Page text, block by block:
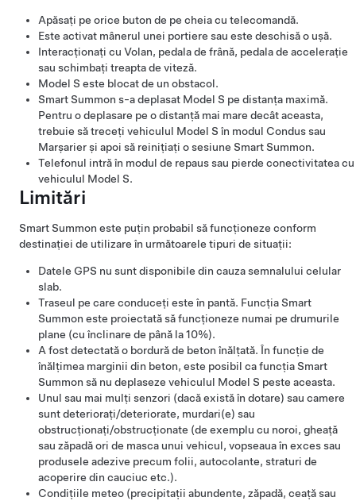
Apăsați pe orice buton de pe cheia cu telecomandă.
Este activat mânerul unei portiere sau este deschisă o ușă.
Interacționați cu Volan, pedala de frână, pedala de accelerație
sau schimbați treapta de viteză.
Model S este blocat de un obstacol.
Smart Summon s-a deplasat Model S pe distanța maximă.
Pentru o deplasare pe o distanță mai mare decât aceasta,
trebuie să treceți vehiculul Model S în modul Condus sau
Marșarier și apoi să reinițiați o sesiune Smart Summon.
Telefonul intră în modul de repaus sau pierde conectivitatea cu
vehiculul Model S.
Limitări
Smart Summon este puțin probabil să funcționeze conform
destinației de utilizare în următoarele tipuri de situații:
Datele GPS nu sunt disponibile din cauza semnalului celular
slab.
Traseul pe care conduceți este în pantă. Funcția Smart
Summon este proiectată să funcționeze numai pe drumurile
plane (cu înclinare de până la 10%).
A fost detectată o bordură de beton înălțată. În funcție de
înălțimea marginii din beton, este posibil ca funcțiaSmart
Summon să nu deplaseze vehiculul Model S peste aceasta.
Unul sau mai mulți senzori (dacă există în dotare) sau camere
sunt deteriorați/deteriorate, murdari(e) sau
obstrucționați/obstrucționate (de exemplu cu noroi, gheață
sau zăpadă ori de masca unui vehicul, vopseaua în exces sau
produsele adezive precum folii, autocolante, straturi de
acoperire din cauciuc etc.).
Condițiile meteo (precipitații abundente, zăpadă, ceață sau